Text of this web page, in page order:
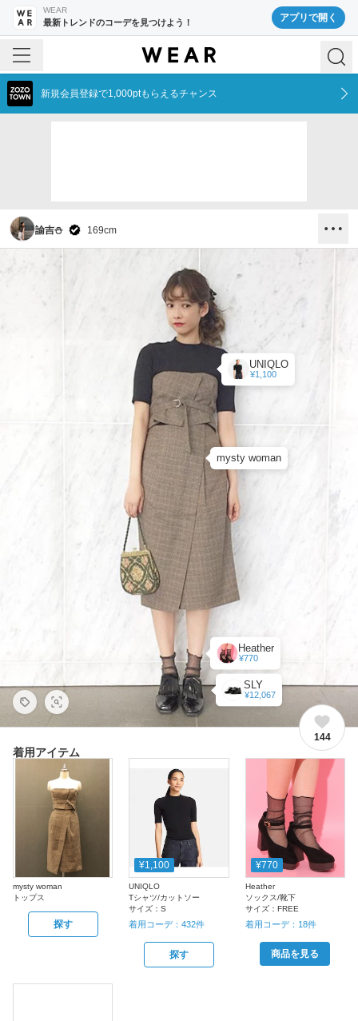
WEAR
最新トレンドのコーデを見つけよう！ アプリで開く
新規会員登録で1,000ptもらえるチャンス
諭吉⛄️ 169cm
mysty woman
UNIQLO
¥1,100
Heather
¥770
SLY
¥12,067
144
着用アイテム
mysty woman
トップス
探す
¥1,100
UNIQLO
Tシャツ/カットソー
サイズ：S
着用コーデ：432件
探す
¥770
Heather
ソックス/靴下
サイズ： FREE
着用コーデ： 18件
商品を見る